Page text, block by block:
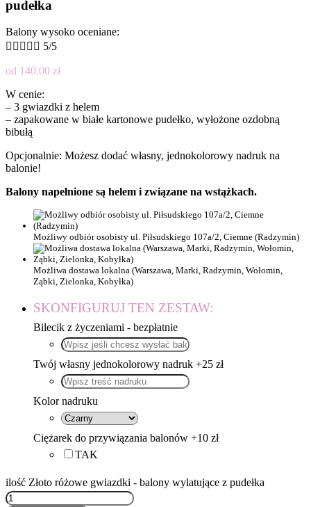
pudełka
Balony wysoko oceniane:
     5/5
od 140.00 zł
W cenie:
– 3 gwiazdki z helem
– zapakowane w białe kartonowe pudełko, wyłożone ozdobną
bibułą
Opcjonalnie: Możesz dodać własny, jednokolorowy nadruk na
balonie!
Balony napełnione są helem i związane na wstążkach.
Możliwy odbiór osobisty ul. Piłsudskiego 107a/2, Ciemne (Radzymin)
Możliwa dostawa lokalna (Warszawa, Marki, Radzymin, Wołomin,
Ząbki, Zielonka, Kobyłka)
SKONFIGURUJ TEN ZESTAW:
Bilecik z życzeniami - bezpłatnie
Twój własny jednokolorowy nadruk +25 zł
Kolor nadruku
Ciężarek do przywiązania balonów +10 zł
TAK
ilość Złoto różowe gwiazdki - balony wylatujące z pudełka